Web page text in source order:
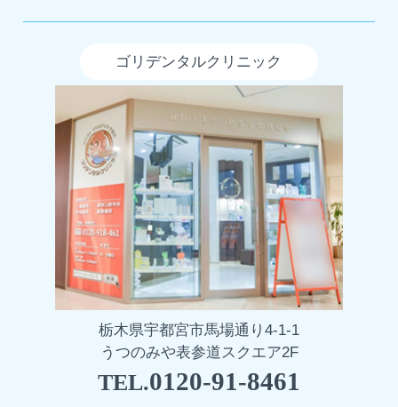
ゴリデンタルクリニック
栃木県宇都宮市馬場通り4-1-1
うつのみや表参道スクエア2F
TEL.0120-91-8461